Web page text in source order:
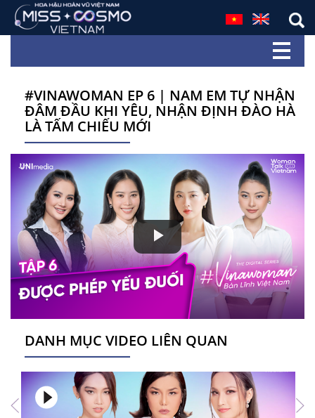
#VINAWOMAN EP 6 | NAM EM TỰ NHẬN
ĐÂM ĐẦU KHI YÊU, NHẬN ĐỊNH ĐÀO HÀ
LÀ TẤM CHIẾU MỚI
Play
Video
DANH MỤC VIDEO LIÊN QUAN